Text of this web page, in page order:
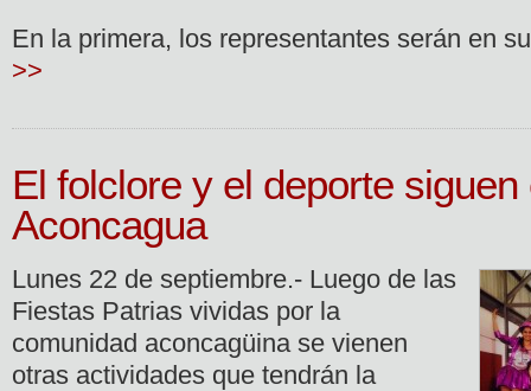
En la primera, los representantes serán en
>>
El folclore y el deporte siguen
Aconcagua
Lunes 22 de septiembre.- Luego de las
Fiestas Patrias vividas por la
comunidad aconcagüina se vienen
otras actividades que tendrán la